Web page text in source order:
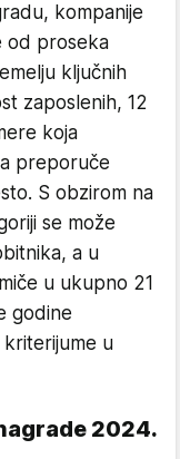
kompanije
od proseka
ključnih
zaposlenih, 12
koja
preporuče
S obzirom na
se može
a u
u ukupno 21
godine
u
2024.